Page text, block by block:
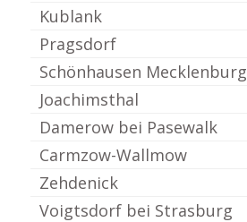
Kublank
Pragsdorf
Schönhausen Mecklenburg
Joachimsthal
Damerow bei Pasewalk
Carmzow-Wallmow
Zehdenick
Voigtsdorf bei Strasburg